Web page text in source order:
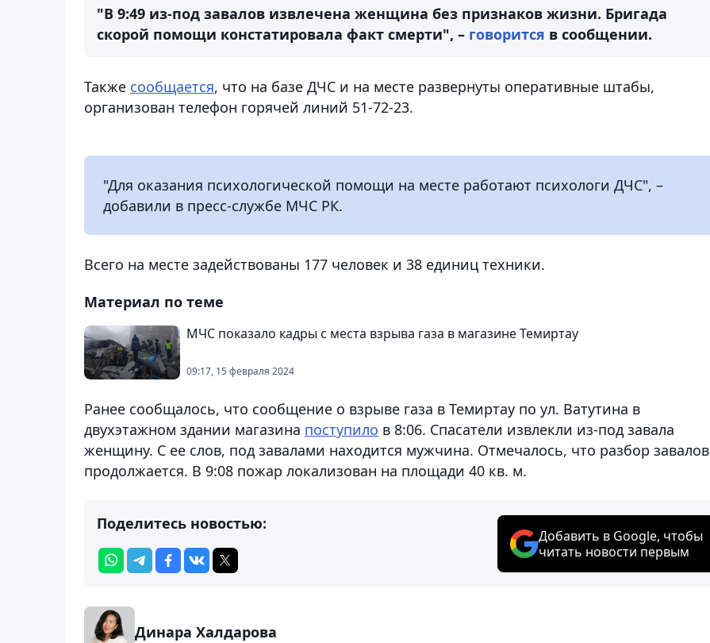
"В 9:49 из-под завалов извлечена женщина без признаков жизни. Бригада
скорой помощи констатировала факт смерти", – говорится в сообщении.
Также сообщается, что на базе ДЧС и на месте развернуты оперативные штабы,
организован телефон горячей линий 51-72-23.
"Для оказания психологической помощи на месте работают психологи ДЧС", –
добавили в пресс-службе МЧС РК.
Всего на месте задействованы 177 человек и 38 единиц техники.
Материал по теме
МЧС показало кадры с места взрыва газа в магазине Темиртау
09:17, 15 февраля 2024
Ранее сообщалось, что сообщение о взрыве газа в Темиртау по ул. Ватутина в
двухэтажном здании магазина поступило в 8:06. Спасатели извлекли из-под завала
женщину. С ее слов, под завалами находится мужчина. Отмечалось, что разбор завалов
продолжается. В 9:08 пожар локализован на площади 40 кв. м.
Поделитесь новостью:
Добавить в Google, чтобы
читать новости первым
Динара Халдарова